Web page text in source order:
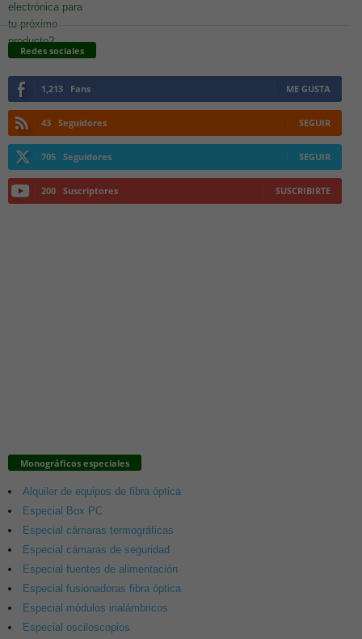
Redes sociales
1,213 Fans ME GUSTA
43 Seguidores SEGUIR
705 Seguidores SEGUIR
200 Suscriptores SUSCRIBIRTE
Monográficos especiales
Alquiler de equipos de fibra óptica
Especial Box PC
Especial cámaras termográficas
Especial cámaras de seguridad
Especial fuentes de alimentación
Especial fusionadoras fibra óptica
Especial módulos inalámbricos
Especial osciloscopios